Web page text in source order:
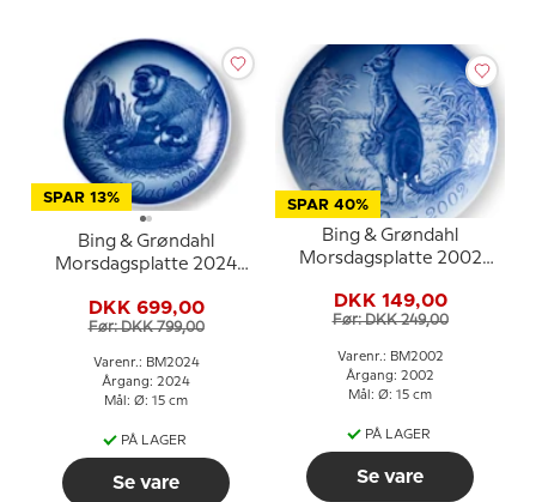
SPAR 13%
Bing & Grøndahl
Morsdagsplatte 2024
DKK 699,00
Før: DKK 799,00
Varenr.: BM2024
Årgang: 2024
Mål: Ø: 15 cm
PÅ LAGER
Se vare
SPAR 40%
Bing & Grøndahl
Morsdagsplatte 2002
DKK 149,00
Før: DKK 249,00
Varenr.: BM2002
Årgang: 2002
Mål: Ø: 15 cm
PÅ LAGER
Se vare